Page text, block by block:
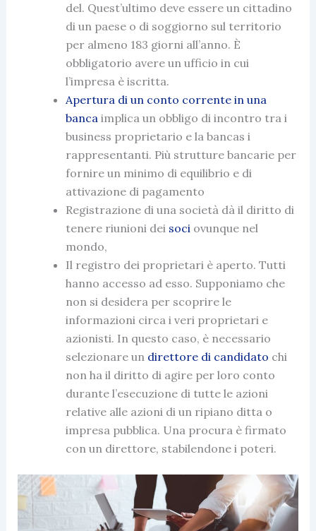
del. Quest’ultimo deve essere un cittadino
di un paese o di soggiorno sul territorio
per almeno 183 giorni all’anno. È
obbligatorio avere un ufficio in cui
l’impresa è iscritta.
Apertura di un conto corrente in una
bancaimplica un obbligo di incontro tra i
business proprietario e la bancas i
rappresentanti. Più strutture bancarie per
fornire un minimo di equilibrio e di
attivazione di pagamento
Registrazione di una società dà il diritto di
tenere riunioni dei sociovunque nel
mondo,
Il registro dei proprietari è aperto. Tutti
hanno accesso ad esso. Supponiamo che
non si desidera per scoprire le
informazioni circa i veri proprietari e
azionisti. In questo caso, è necessario
selezionare un direttore di candidato chi
non ha il diritto di agire per loro conto
durante l’esecuzione di tutte le azioni
relative alle azioni di un ripiano ditta o
impresa pubblica. Una procura è firmato
con un direttore, stabilendone i poteri.